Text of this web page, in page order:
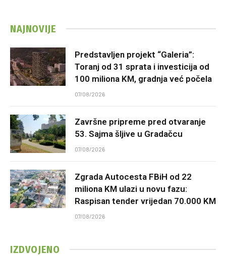
NAJNOVIJE
Predstavljen projekt “Galeria”:
Toranj od 31 sprata i investicija od
100 miliona KM, gradnja već počela
07/08/2026
Završne pripreme pred otvaranje
53. Sajma šljive u Gradačcu
07/08/2026
Zgrada Autocesta FBiH od 22
miliona KM ulazi u novu fazu:
Raspisan tender vrijedan 70.000 KM
07/08/2026
IZDVOJENO